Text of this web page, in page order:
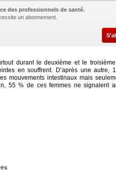
des professionnels de santé.
un abonnement.
durant le deuxième et le
en souffrent. D’après une autre,
mouvements intestinaux mais
55 % de ces femmes ne signalent